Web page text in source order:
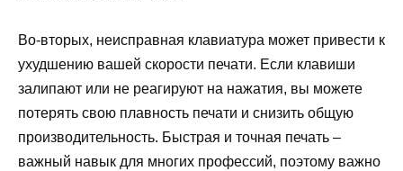
Во-вторых, неисправная клавиатура может привести к
ухудшению вашей скорости печати. Если клавиши
залипают или не реагируют на нажатия, вы можете
потерять свою плавность печати и снизить общую
производительность. Быстрая и точная печать –
важный навык для многих профессий, поэтому важно